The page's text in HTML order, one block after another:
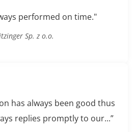
performed on time."
Sp. z o.o.
has always been good thus
replies promptly to our...”